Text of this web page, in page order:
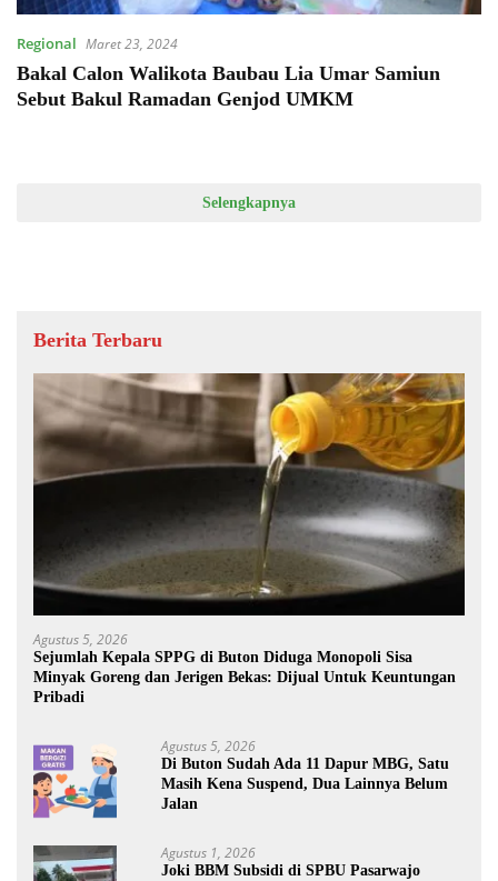
Regional Maret 23, 2024
Bakal Calon Walikota Baubau Lia Umar Samiun
Sebut Bakul Ramadan Genjod UMKM
Selengkapnya
Berita Terbaru
Agustus 5, 2026
Sejumlah Kepala SPPG di Buton Diduga Monopoli Sisa
Minyak Goreng dan Jerigen Bekas: Dijual Untuk Keuntungan
Pribadi
Agustus 5, 2026
Di Buton Sudah Ada 11 Dapur MBG, Satu
Masih Kena Suspend, Dua Lainnya Belum
Jalan
Agustus 1, 2026
Joki BBM Subsidi di SPBU Pasarwajo